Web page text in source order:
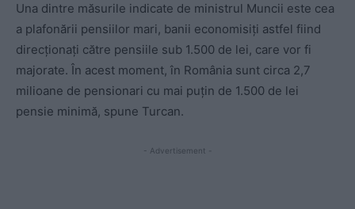
Una dintre măsurile indicate de ministrul Muncii este cea
a plafonării pensiilor mari, banii economisiți astfel fiind
direcționați către pensiile sub 1.500 de lei, care vor fi
majorate. În acest moment, în România sunt circa 2,7
milioane de pensionari cu mai puțin de 1.500 de lei
pensie minimă, spune Turcan.
- Advertisement -